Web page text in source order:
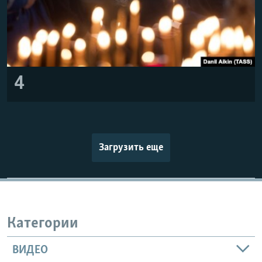
4
Загрузить еще
Категории
ВИДЕО